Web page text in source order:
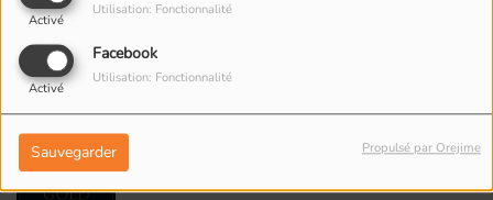
Activé
Utilisation: Fonctionnalité
Facebook
Activé
Utilisation: Fonctionnalité
Sauvegarder Propulsé par Orejime
7 Waterloo
8